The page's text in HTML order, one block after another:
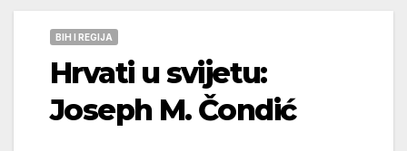
BIH I REGIJA
Hrvati u svijetu:
Joseph M. Čondić